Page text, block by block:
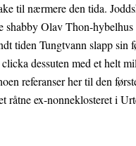
til nærmere den tida.
shabby Olav Thon-
tiden Tungtvann slapp sin
dessuten med et helt
referanser her til den
råtne ex-nonneklosteret i